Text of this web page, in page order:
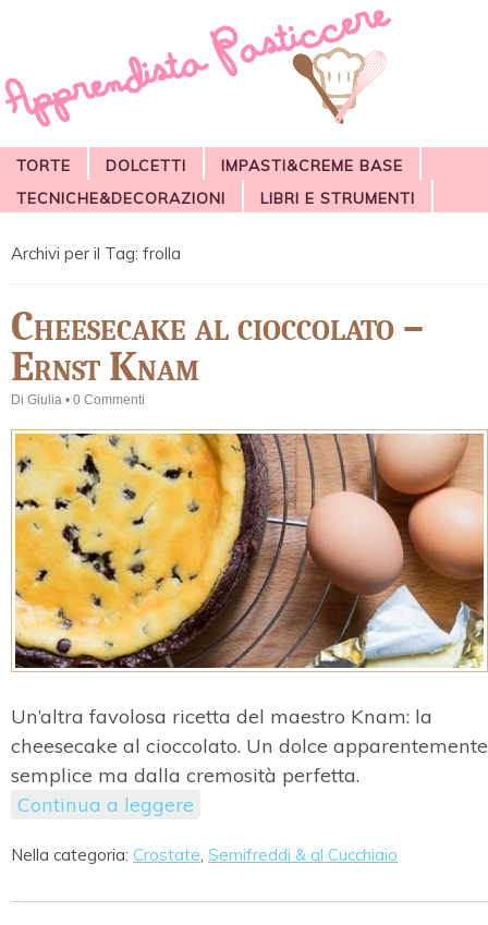
TORTE DOLCETTI
IMPASTI&CREME BASE
TECNICHE&DECORAZIONI
LIBRI E STRUMENTI
Archivi per il Tag: frolla
Cheesecake al cioccolato –
Ernst Knam
Di Giulia • 0 Commenti
Un’altra favolosa ricetta del maestro Knam: la
cheesecake al cioccolato. Un dolce apparentemente
semplice ma dalla cremosità perfetta.
Continua a leggere
Nella categoria: Crostate, Semifreddi & al Cucchiaio